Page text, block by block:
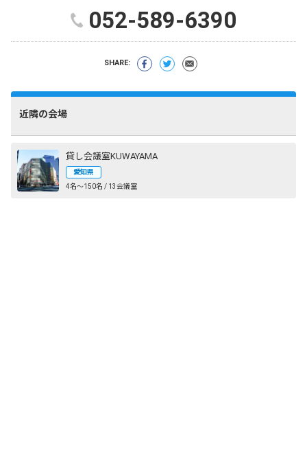
052-589-6390
SHARE:
近隣の会場
貸し会議室KUWAYAMA
愛知県
4名〜150名 / 13会議室